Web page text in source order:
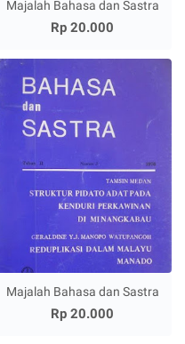
Majalah Bahasa dan Sastra
Rp 20.000
Majalah Bahasa dan Sastra
Rp 20.000